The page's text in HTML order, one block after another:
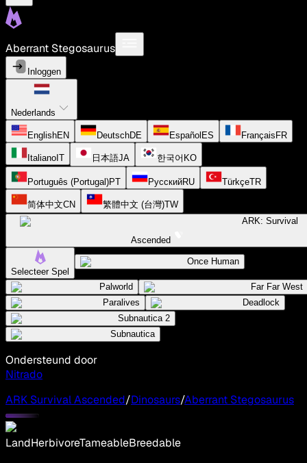
Aberrant Stegosaurus
Inloggen
Nederlands
EnglishEN DeutschDE Español ES Français FR
Italiano IT 日本語JA 한국어 KO
Português (Portugal)PT РусскийRU TürkçeTR
简体中文CN 繁體中文 (台灣)TW
ARK: Survival
Ascended
Selecteer Spel
Once Human
Palworld
Far Far West
Paralives
Deadlock
Subnautica 2
Subnautica
Ondersteund door
Nitrado
ARK Survival Ascended/Dinosaurs/Aberrant Stegosaurus
LandHerbivoreTameableBreedable